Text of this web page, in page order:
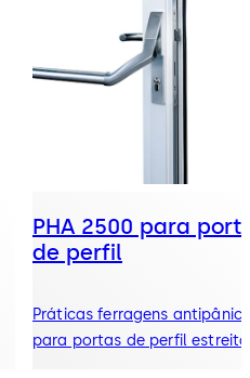
PHA 2500 para
de perfil
Práticas ferragens
para portas de perfil estreito